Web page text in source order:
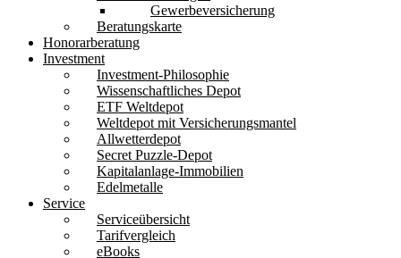
Gewerbeversicherung
Beratungskarte
Honorarberatung
Investment
Investment-Philosophie
Wissenschaftliches Depot
ETF Weltdepot
Weltdepot mit Versicherungsmantel
Allwetterdepot
Secret Puzzle-Depot
Kapitalanlage-Immobilien
Edelmetalle
Service
Serviceübersicht
Tarifvergleich
eBooks